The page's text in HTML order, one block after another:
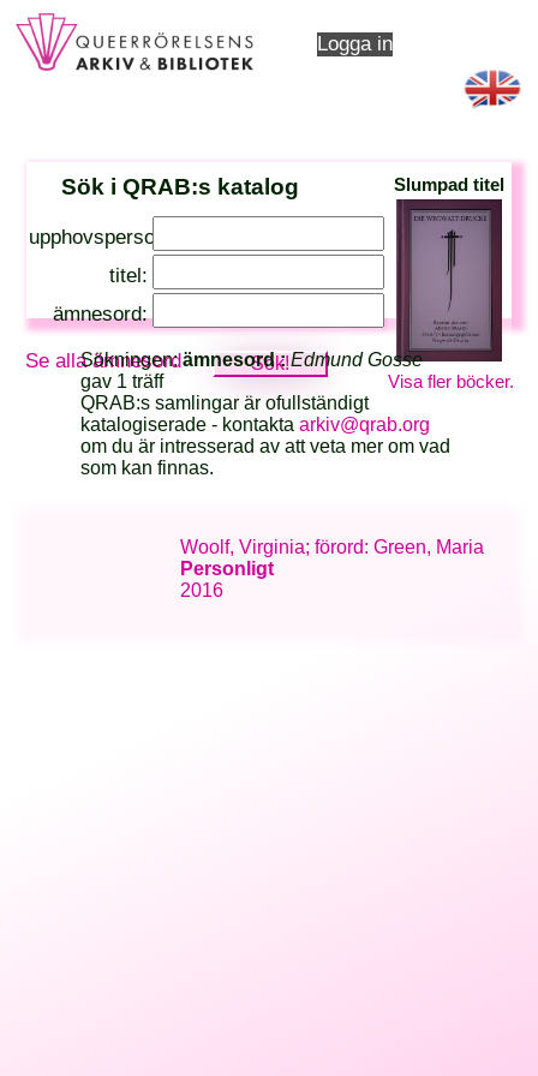
Logga in
Sök i QRAB:s katalog
upphovsperson:
titel:
ämnesord:
Se alla ämnesord
Slumpad titel
Visa fler böcker.
Sökningen:ämnesord :Edmund Gosse
gav 1 träff
QRAB:s samlingar är ofullständigt
katalogiserade - kontaktaarkiv@qrab.org
om du är intresserad av att veta mer om vad
som kan finnas.
Woolf, Virginia; förord: Green, Maria
Personligt
2016